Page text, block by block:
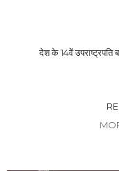
देश के 14वें उपराष्ट्रपति